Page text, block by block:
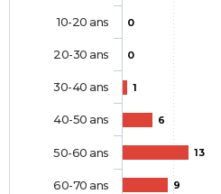
0
0
1
6
13
9
10-20 ans
20-30 ans
30-40 ans
40-50 ans
50-60 ans
60-70 ans